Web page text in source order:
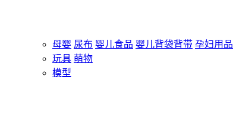
母婴 尿布 婴儿食品 婴儿背袋背带 孕妇用品
玩具 萌物
模型